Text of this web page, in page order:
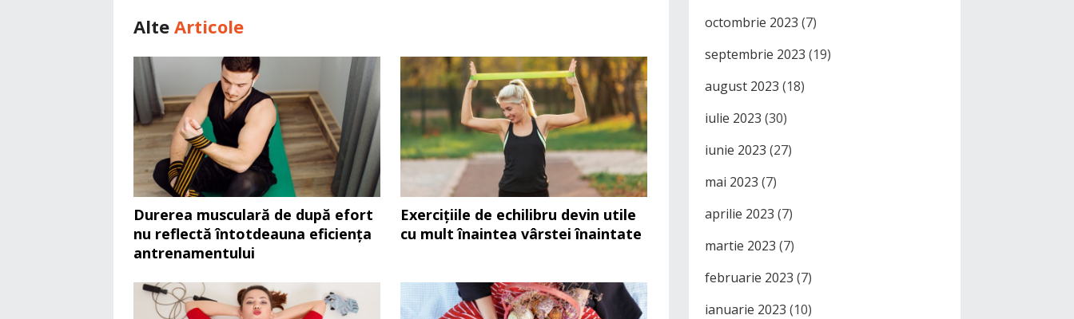
Alte Articole
Durerea musculară de după efort
nu reflectă întotdeauna eficiența
antrenamentului
Exercițiile de echilibru devin utile
cu mult înaintea vârstei înaintate
octombrie 2023 (7)
septembrie 2023 (19)
august 2023 (18)
iulie 2023 (30)
iunie 2023 (27)
mai 2023 (7)
aprilie 2023 (7)
martie 2023 (7)
februarie 2023 (7)
ianuarie 2023 (10)